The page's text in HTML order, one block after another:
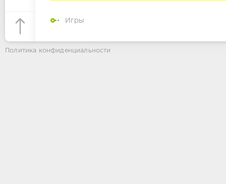
Игры
Политика конфиденциальности